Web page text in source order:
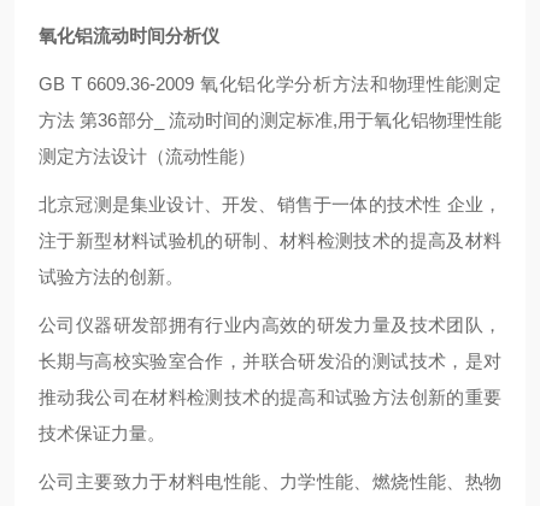
氧化铝流动时间分析仪
GB T 6609.36-2009 氧化铝化学分析方法和物理性能测定
方法 第36部分 流动时间的测定标准,用于氧化铝物理性能
测定方法设计（流动性能）
北京冠测是集业设计、开发、销售于一体的技术性 企业，
注于新型材料试验机的研制、材料检测技术的提高及材料
试验方法的创新。
公司仪器研发部拥有行业内高效的研发力量及技术团队，
长期与高校实验室合作，并联合研发沿的测试技术，是对
推动我公司在材料检测技术的提高和试验方法创新的重要
技术保证力量。
公司主要致力于材料电性能、力学性能、燃烧性能、热物